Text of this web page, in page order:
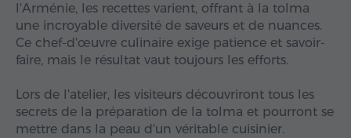
l'Arménie, les recettes varient, offrant à la tolma
une incroyable diversité de saveurs et de nuances.
Ce chef-d'œuvre culinaire exige patience et savoir-
faire, mais le résultat vaut toujours les efforts.
Lors de l'atelier, les visiteurs découvriront tous les
secrets de la préparation de la tolma et pourront se
mettre dans la peau d'un véritable cuisinier.